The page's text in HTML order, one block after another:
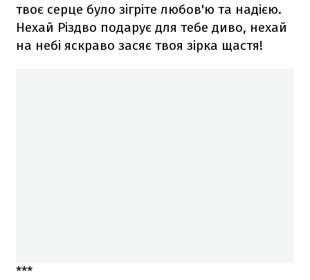
твоє серце було зігріте любов'ю та надією.
Нехай Різдво подарує для тебе диво, нехай
на небі яскраво засяє твоя зірка щастя!
***